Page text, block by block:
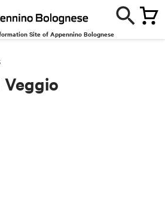
Site of Appennino Bolognese